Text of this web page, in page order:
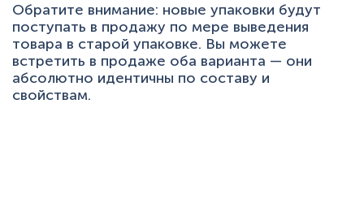
Обратите внимание: новые упаковки будут
поступать в продажу по мере выведения
товара в старой упаковке. Вы можете
встретить в продаже оба варианта — они
абсолютно идентичны по составу и
свойствам.